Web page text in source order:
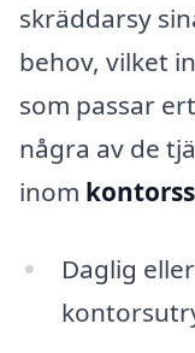
skräddarsy
behov, vilket
som passar
några av de
inom
Daglig